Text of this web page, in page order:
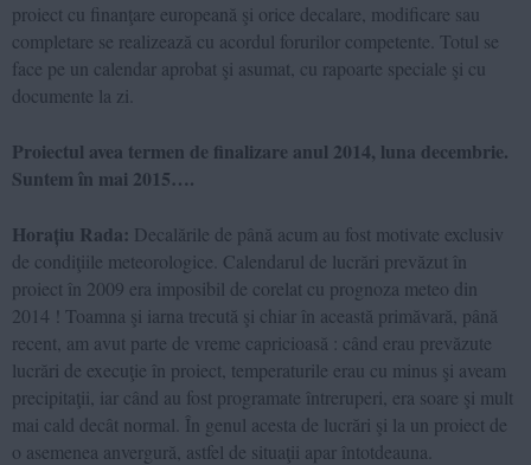
proiect cu finanţare europeană şi orice decalare, modificare sau
completare se realizează cu acordul forurilor competente. Totul se
face pe un calendar aprobat şi asumat, cu rapoarte speciale şi cu
documente la zi.
Proiectul avea termen de finalizare anul 2014, luna decembrie.
Suntem în mai 2015….
Horațiu Rada: Decalările de până acum au fost motivate exclusiv
de condiţiile meteorologice. Calendarul de lucrări prevăzut în
proiect în 2009 era imposibil de corelat cu prognoza meteo din
2014 ! Toamna şi iarna trecută şi chiar în această primăvară, până
recent, am avut parte de vreme capricioasă : când erau prevăzute
lucrări de execuţie în proiect, temperaturile erau cu minus şi aveam
precipitaţii, iar când au fost programate întreruperi, era soare şi mult
mai cald decât normal. În genul acesta de lucrări şi la un proiect de
o asemenea anvergură, astfel de situaţii apar întotdeauna.